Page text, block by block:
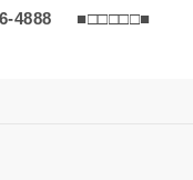
4888 ■□□□□□■